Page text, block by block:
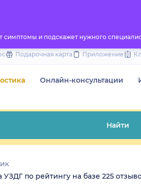
симптомы и подскажет нужного
Подарочная карта Приложение
Онлайн-консультации
Найти
по рейтингу на базе 225